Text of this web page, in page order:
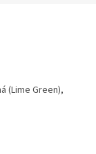
(Lime Green),